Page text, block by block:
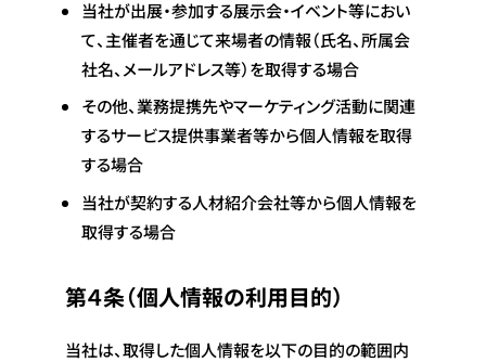
当社が出展・参加する展示会・イベント等におい
て、主催者を通じて来場者の情報（氏名、所属会
社名、メールアドレス等）を取得する場合
その他、業務提携先やマーケティング活動に関連
するサービス提供事業者等から個人情報を取得
する場合
当社が契約する人材紹介会社等から個人情報を
取得する場合
第４条（個人情報の利用目的）
当社は、取得した個人情報を以下の目的の範囲内